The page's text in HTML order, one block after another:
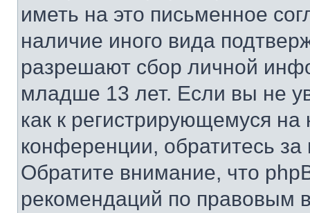
иметь на это письменное
наличие иного вида
разрешают сбор личной
младше 13 лет. Если вы не
как к регистрирующемуся
конференции, обратитесь
Обратите внимание, что
рекомендаций по правовым